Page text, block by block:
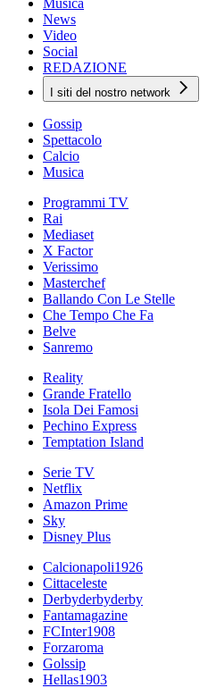
Musica
News
Video
Social
REDAZIONE
I siti del nostro network
Gossip
Spettacolo
Calcio
Musica
Programmi TV
Rai
Mediaset
X Factor
Verissimo
Masterchef
Ballando Con Le Stelle
Che Tempo Che Fa
Belve
Sanremo
Reality
Grande Fratello
Isola Dei Famosi
Pechino Express
Temptation Island
Serie TV
Netflix
Amazon Prime
Sky
Disney Plus
Calcionapoli1926
Cittaceleste
Derbyderbyderby
Fantamagazine
FCInter1908
Forzaroma
Golssip
Hellas1903